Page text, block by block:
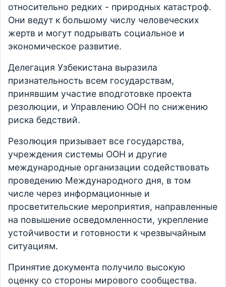
относительно редких - природных катастроф.
Они ведут к большому числу человеческих
жертв и могут подрывать социальное и
экономическое развитие.
Делегация Узбекистана выразила
признательность всем государствам,
принявшим участие вподготовке проекта
резолюции, и Управлению ООН по снижению
риска бедствий.
Резолюция призывает все государства,
учреждения системы ООН и другие
международные организации содействовать
проведению Международного дня, в том
числе через информационные и
просветительские мероприятия, направленные
на повышение осведомленности, укрепление
устойчивости и готовности к чрезвычайным
ситуациям.
Принятие документа получило высокую
оценку со стороны мирового сообщества.